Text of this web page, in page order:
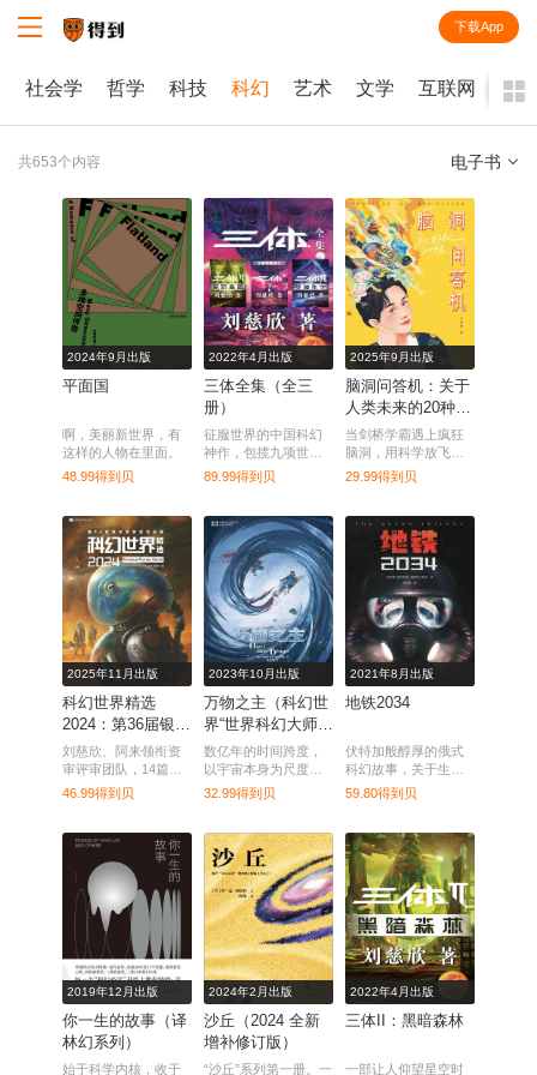
下载App
社会学 哲学 科技 科幻 艺术 文学 互联网 品
共653个内容 电子书
全部
课程
每天听本书
电子书
2024年9月出版
平面国
啊，美丽新世界，有
这样的人物在里面。
48.99得到贝
2022年4月出版
三体全集（全三
册）
征服世界的中国科幻
神作，包揽九项世界
顶级科幻大奖。
89.99得到贝
2025年9月出版
脑洞问答机：关于
人类未来的20种想
象
当剑桥学霸遇上疯狂
脑洞，用科学放飞想
象和创意，用思辨解
构宇宙和人类。
29.99得到贝
2025年11月出版
科幻世界精选
2024：第36届银河
奖获奖作品集
刘慈欣、阿来领衔资
审评审团队，14篇中
短篇作品脱颖而出，
46.99得到贝
2023年10月出版
万物之主（科幻世
界“世界科幻大师丛
书”系列）
数亿年的时间跨度，
以宇宙本身为尺度的
空间距离，从一个个
32.99得到贝
2021年8月出版
地铁2034
伏特加般醇厚的俄式
科幻故事，关于生存
与人性的深沉寓言。
59.80得到贝
2019年12月出版
你一生的故事（译
林幻系列）
始于科学内核，收于
2024年2月出版
沙丘（2024 全新
增补修订版）
“沙丘”系列第一册。一
2022年4月出版
三体II：黑暗森林
一部让人仰望星空时